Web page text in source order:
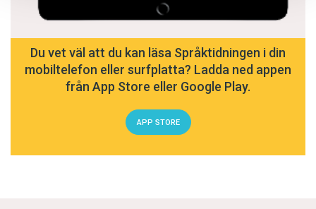
Du vet väl att du kan läsa Språktidningen i din
mobiltelefon eller surfplatta? Ladda ned appen
från App Store eller Google Play.
APP STORE